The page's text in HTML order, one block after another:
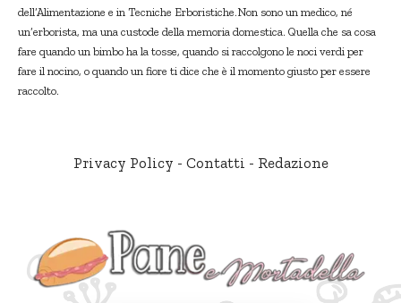
dell’Alimentazione e in Tecniche Erboristiche.Non sono un medico, né
un’erborista, ma una custode della memoria domestica. Quella che sa cosa
fare quando un bimbo ha la tosse, quando si raccolgono le noci verdi per
fare il nocino, o quando un fiore ti dice che è il momento giusto per essere
raccolto.
Privacy Policy - Contatti - Redazione